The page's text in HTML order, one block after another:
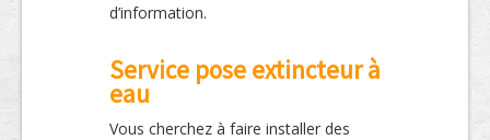
d’information.
Service pose extincteur à
eau
Vous cherchez à faire installer des